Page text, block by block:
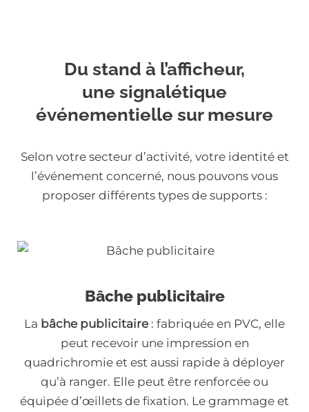
Du stand à l’afficheur,
une signalétique
événementielle sur mesure
Selon votre secteur d’activité, votre identité et
l’événement concerné, nous pouvons vous
proposer différents types de supports :
Bâche publicitaire
La bâche publicitaire: fabriquée en PVC, elle
peut recevoir une impression en
quadrichromie et est aussi rapide à déployer
qu’à ranger. Elle peut être renforcée ou
équipée d’œillets de fixation. Le grammage et